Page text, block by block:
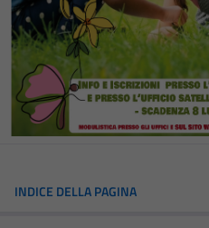
INDICE DELLA PAGINA